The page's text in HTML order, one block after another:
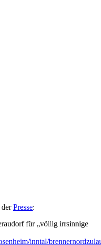
derPresse:
für „völlig irrsinnige
inntal/